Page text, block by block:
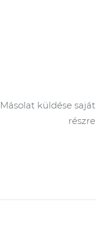
Másolat küldése saját
részre